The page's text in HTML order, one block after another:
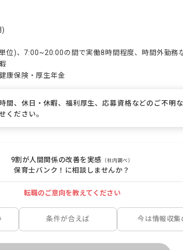
)
位)、7:00~20:00の間で実働8時間程度、時間外勤務
康保険・厚生年金
間、休日・休暇、福利厚生、応募資格などのご不明
ください。
9割が人間関係の改善を実感 （社内調べ）
保育士バンク！に相談しませんか？
転職のご意向を教えてください
条件が合えば 今は情報収集